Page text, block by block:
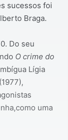
sucessos foi
Braga.
Do seu
O crime do
Lígia
(1977),
uma